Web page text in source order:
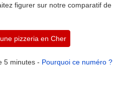
figurer sur notre comparatif de
pizzeria en Cher
5 minutes - Pourquoi ce numéro ?